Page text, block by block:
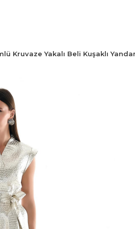
Kruvaze Yakalı Beli Kuşaklı